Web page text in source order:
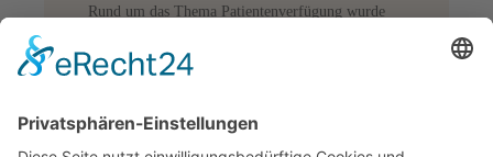
Rund um das Thema Patientenverfügung wurde
dafür ist verständlich und anwenderfreundlich.
"meinepatientenverfuegung.de" ist eine
den Erfahrungen, die ich gemacht habe, gebe ich